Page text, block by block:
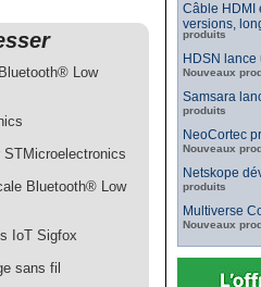
Low
Bluetooth® Low
IoT Sigfox
sans fil
Câble HDMI
versions,
produits
HDSN
Nouveaux
Samsara
produits
NeoCortec
Nouveaux
Netskope
produits
Multiverse
Nouveaux